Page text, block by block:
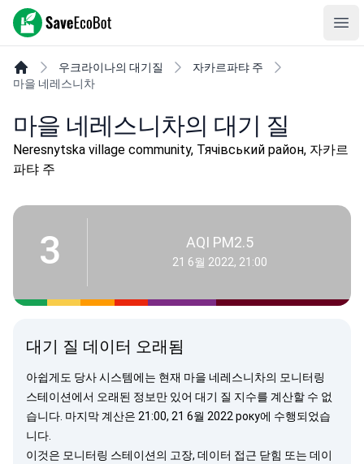
SaveEcoBot
우크라이나의 대기질
자카르파탸 주
마을 네레스니차
마을 네레스니차의 대기 질
Neresnytska village community, Тячівський район, 자카르
파탸 주
3 AQI PM2.5
21 6월 2022, 21:00
대기 질 데이터 오래됨
아쉽게도 당사 시스템에는 현재 마을 네레스니차의 모니터링
스테이션에서 오래된 정보만 있어 대기 질 지수를 계산할 수 없
습니다. 마지막 계산은 21:00, 21 6월 2022 року에 수행되었습
니다.
이것은 모니터링 스테이션의 고장, 데이터 접근 닫힘 또는 데이